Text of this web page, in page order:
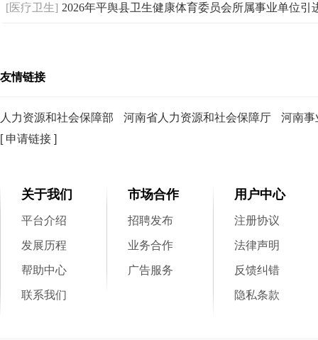
[医疗卫生] 2026年平舆县卫生健康体育委员会所属事业单位引
友情链接
人力资源和社会保障部 河南省人力资源和社会保障厅
河南事
[ 申请链接 ]
关于我们
平台介绍
发展历程
帮助中心
联系我们
市场合作
招聘发布
业务合作
广告服务
用户中心
注册协议
法律声明
反馈纠错
隐私条款